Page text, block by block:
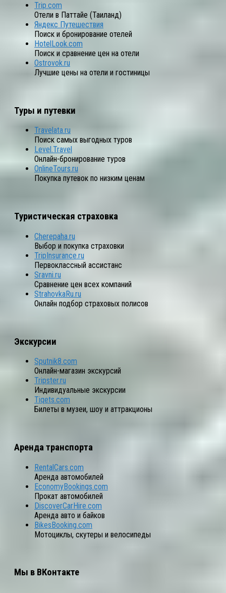
Trip.com
Отели в Паттайе (Таиланд)
Яндекс Путешествия
Поиск и бронирование отелей
HotelLook.com
Поиск и сравнение цен на отели
Ostrovok.ru
Лучшие цены на отели и гостиницы
Туры и путевки
Travelata.ru
Поиск самых выгодных туров
Level.Travel
Онлайн-бронирование туров
OnlineTours.ru
Покупка путевок по низким ценам
Туристическая страховка
Cherepaha.ru
Выбор и покупка страховки
TripInsurance.ru
Первоклассный ассистанс
Sravni.ru
Сравнение цен всех компаний
StrahovkaRu.ru
Онлайн подбор страховых полисов
Экскурсии
Sputnik8.com
Онлайн-магазин экскурсий
Tripster.ru
Индивидуальные экскурсии
Tiqets.com
Билеты в музеи, шоу и аттракционы
Аренда транспорта
RentalCars.com
Аренда автомобилей
EconomyBookings.com
Прокат автомобилей
DiscoverCarHire.com
Аренда авто и байков
BikesBooking.com
Мотоциклы, скутеры и велосипеды
Мы в ВКонтакте